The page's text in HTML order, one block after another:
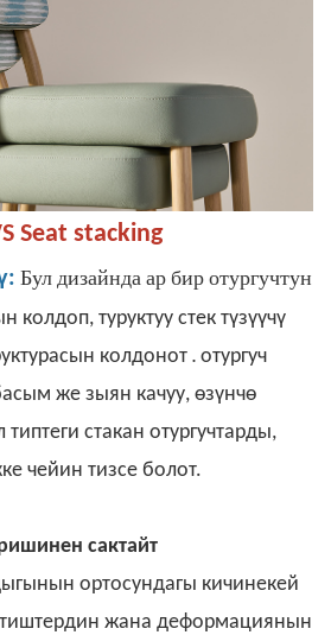
Seat stacking
Бул дизайнда ар бир отургучтун
туруктуу стек түзүүчү
колдонот . отургуч
же зыян качуу, өзүнчө
стакан отургучтарды,
чейин тизсе болот.
сактайт
ортосундагы кичинекей
тиштердин жана деформациянын